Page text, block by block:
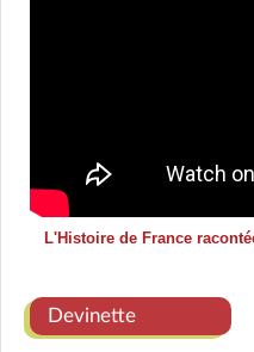
L'Histoire de France
Devinette